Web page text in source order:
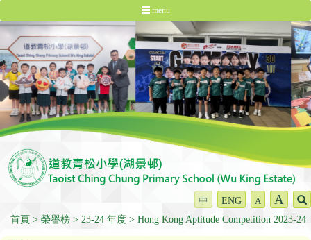
menu
中 ENG A A
首頁 榮譽榜 23-24 年度 Hong Kong Aptitude Competition 2023-24